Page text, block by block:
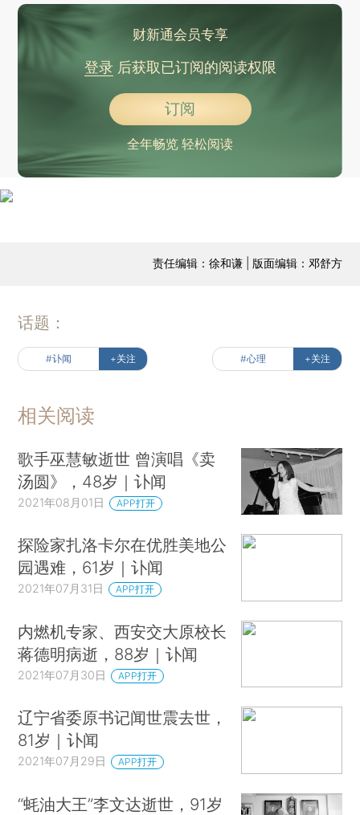
财新通会员专享
登录后获取已订阅的阅读权限
订阅
全年畅览 轻松阅读
责任编辑：徐和谦 | 版面编辑：邓舒方
话题：
#讣闻 +关注 #心理 +关注
相关阅读
歌手巫慧敏逝世 曾演唱《卖
汤圆》，48岁｜讣闻
2021年08月01日 APP打开
探险家扎洛卡尔在优胜美地公
园遇难，61岁｜讣闻
2021年07月31日 APP打开
内燃机专家、西安交大原校长
蒋德明病逝，88岁｜讣闻
2021年07月30日 APP打开
辽宁省委原书记闻世震去世，
81岁｜讣闻
2021年07月29日 APP打开
“蚝油大王”李文达逝世，91岁